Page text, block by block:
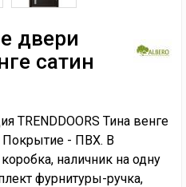
двери
сатин
TRENDDOORS Тина венге
Покрытие - ПВХ. В
наличник на одну
фурнитуры-ручка,